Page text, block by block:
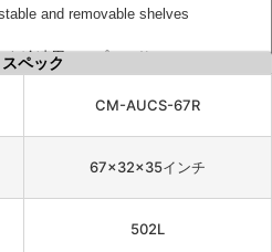
and removable shelves
た冷凍用コンプレッサー
スペック
CM-AUCS-67R
67×32×35インチ
502L